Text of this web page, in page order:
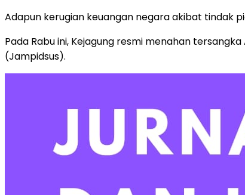
Adapun kerugian keuangan negara akibat tindak
Pada Rabu ini, Kejagung resmi menahan
(Jampidsus).